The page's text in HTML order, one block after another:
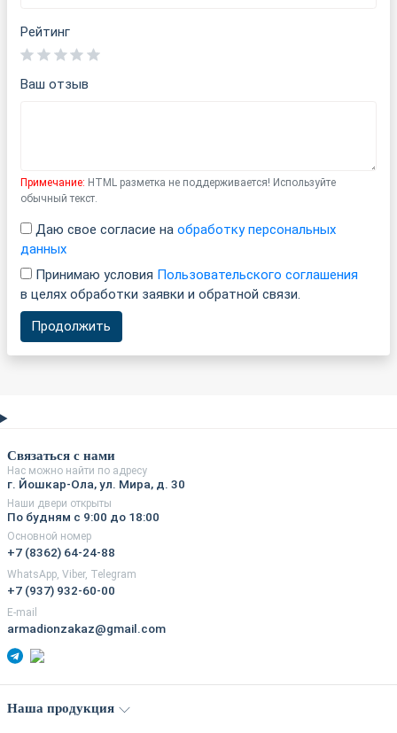
Рейтинг
Ваш отзыв
Примечание: HTML разметка не поддерживается! Используйте
обычный текст.
Даю свое согласие на обработку персональных
данных
Принимаю условия Пользовательского соглашения
в целях обработки заявки и обратной связи.
Продолжить
Связаться с нами
Нас можно найти по адресу
г. Йошкар-Ола, ул. Мира, д. 30
Наши двери открыты
По будням с 9:00 до 18:00
Основной номер
+7 (8362) 64-24-88
WhatsApp, Viber, Telegram
+7 (937) 932-60-00
E-mail
armadionzakaz@gmail.com
Наша продукция